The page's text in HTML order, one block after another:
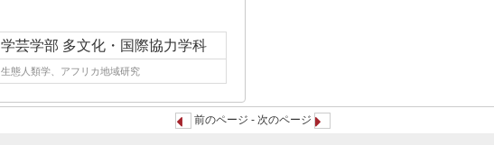
学芸学部 多文化・国際協力学科
生態人類学、アフリカ地域研究
前のページ - 次のページ